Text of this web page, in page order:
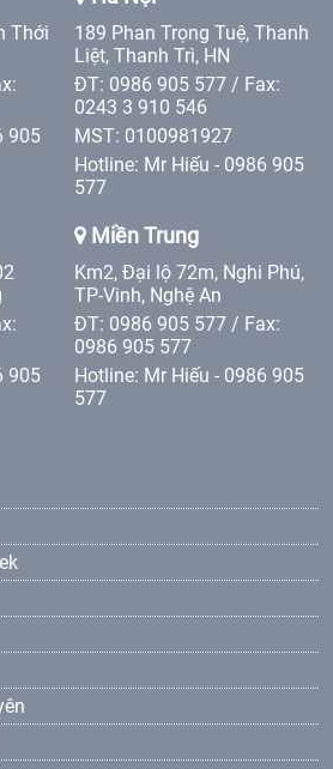
Thới
905
189 Phan Trọng Tuệ, Thanh
Liệt, Thanh Trì, HN
ĐT: 0986 905 577 / Fax:
0243 3 910 546
MST: 0100981927
Hotline: Mr Hiếu - 0986 905
577
905
Miền Trung
Km2, Đại lộ 72m, Nghi Phú,
TP-Vinh, Nghệ An
ĐT: 0986 905 577 / Fax:
0986 905 577
Hotline: Mr Hiếu - 0986 905
577